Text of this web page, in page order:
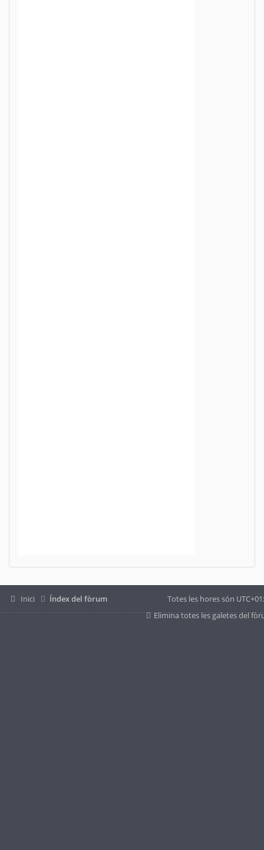
Inici Índex del fòrum Totes les hores són
Elimina totes les galetes del